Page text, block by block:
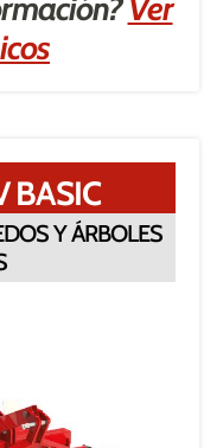
Ver
BASIC
Y ÁRBOLES